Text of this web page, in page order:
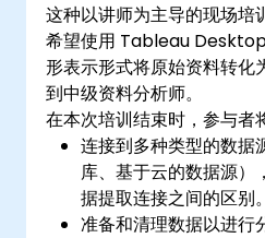
这种以讲师为主导的现场培
希望使用 Tableau
形表示形式将原始资料转化
到中级资料分析师。
在本次培训结束时，参与者
连接到多种类型的数据
库、基于云的数据源）
据提取连接之间的区别。
准备和清理数据以进行